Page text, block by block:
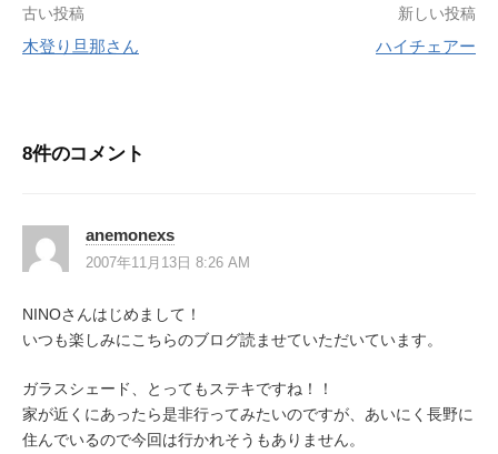
投
稿
ビ
ー
シ
ン
古い投稿
木登り旦那さん
新しい投稿
ハイチェアー
8件のコメント
anemonexs
2007年11月13日 8:26 AM
NINOさんはじめまして！
いつも楽しみにこちらのブログ読ませていただいています。
ガラスシェード、とってもステキですね！！
家が近くにあったら是非行ってみたいのですが、あいにく長野に
住んでいるので今回は行かれそうもありません。